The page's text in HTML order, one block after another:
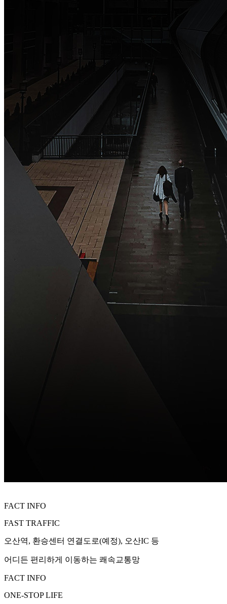
FACT INFO
FAST TRAFFIC
오산역, 환승센터 연결도로(예정), 오산IC 등
어디든 편리하게 이동하는 쾌속교통망
FACT INFO
ONE-STOP LIFE